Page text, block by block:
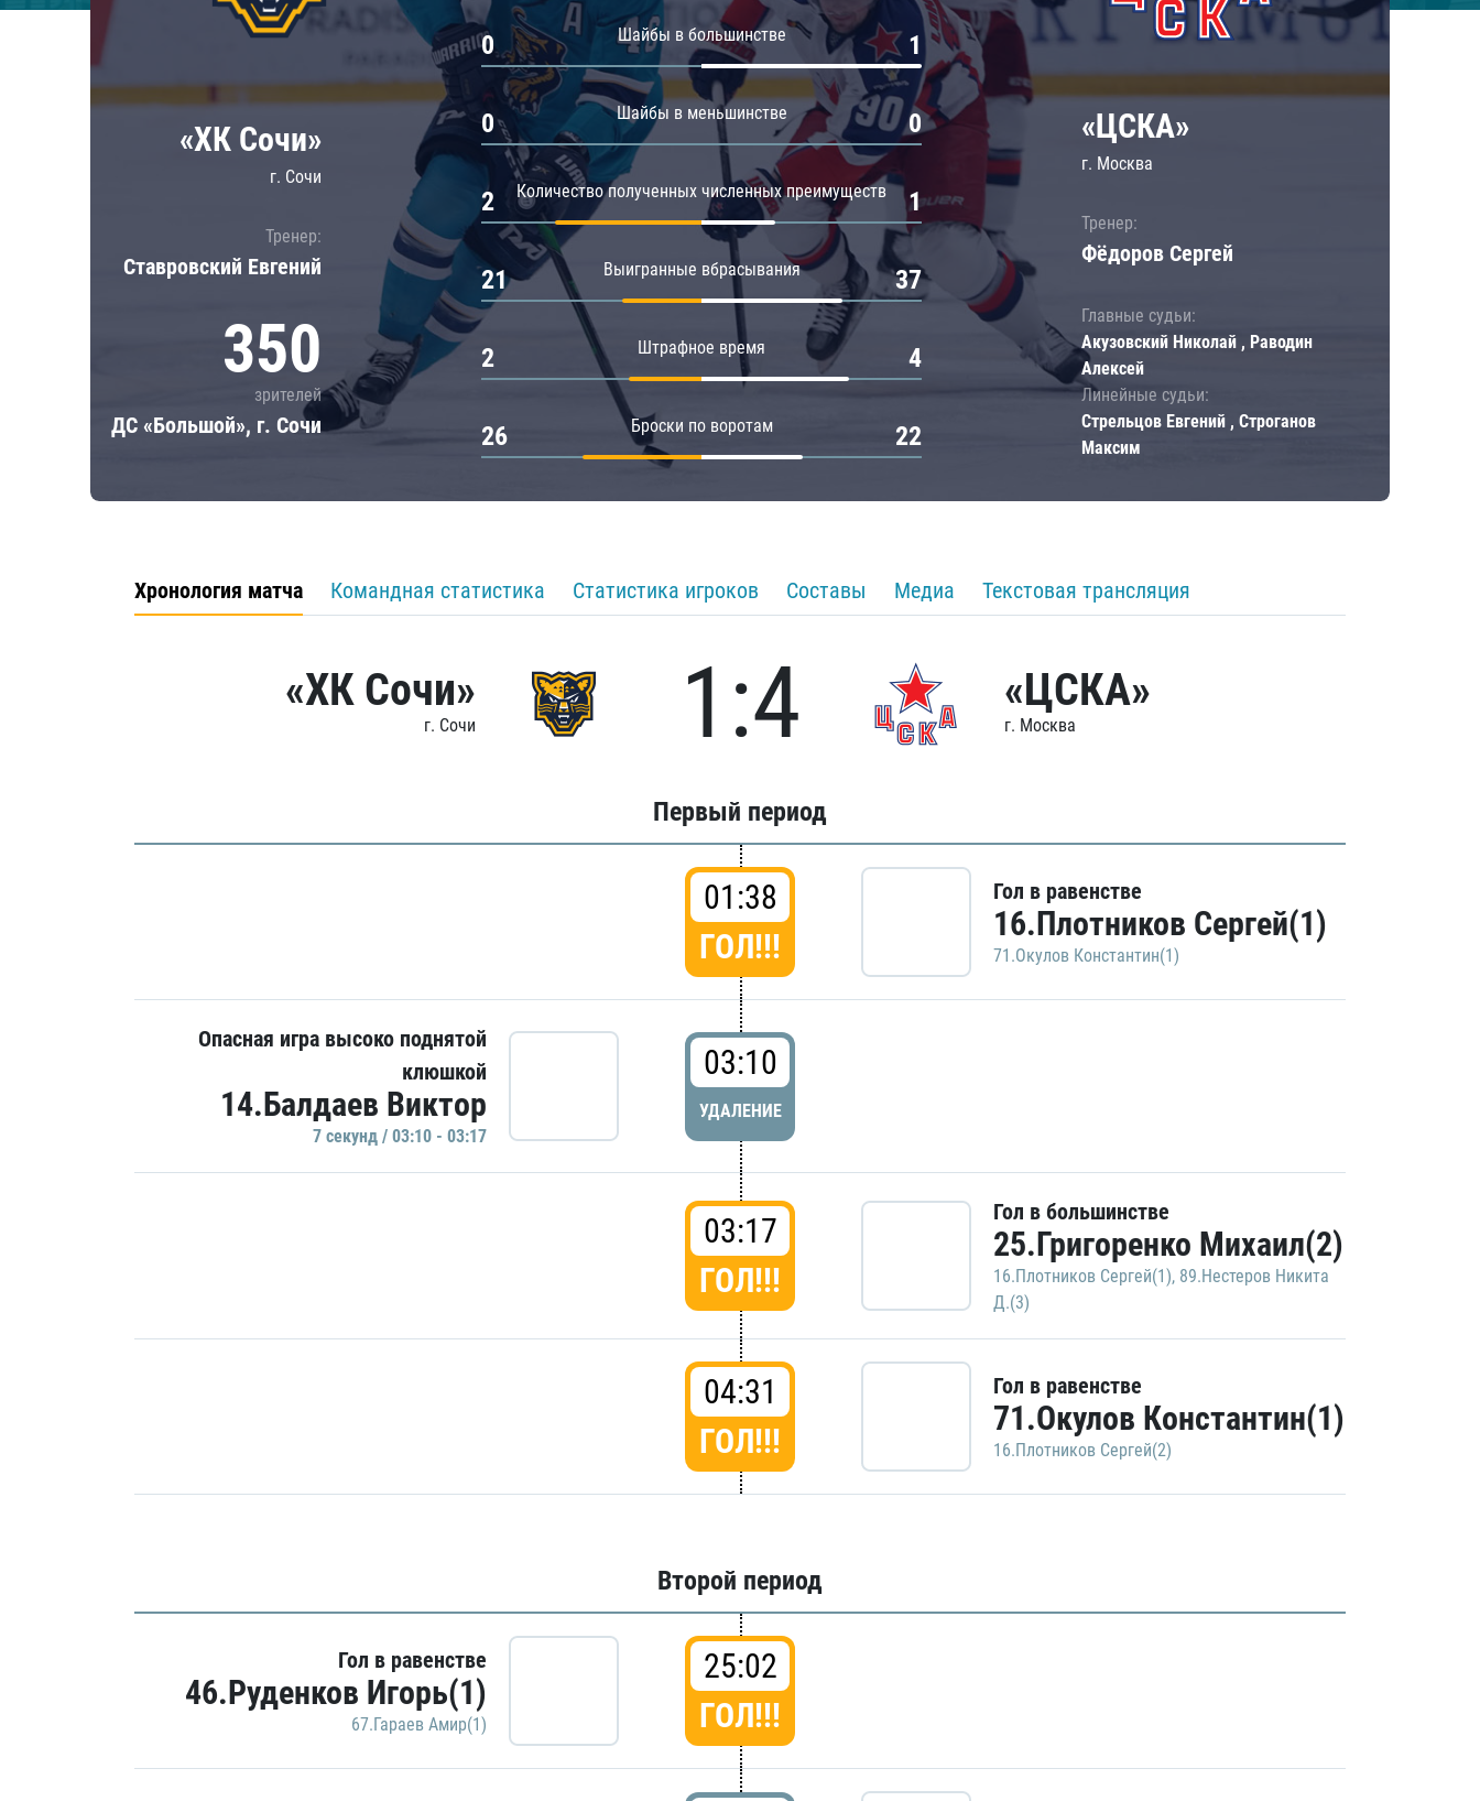
Локомотив
ЦСКА
Шанхайские Драконы
Амур
Барыс
Салават Юлаев
«ХК Сочи»
г. Сочи
Тренер:
Ставровский Евгений
350
зрителей
ДС «Большой», г. Сочи
Шайбы в большинстве
0 1
Шайбы в меньшинстве
0 0
Количество полученных численных преимуществ
2 1
Выигранные вбрасывания
21 37
Штрафное время
2 4
Броски по воротам
26 22
«ЦСКА»
г. Москва
Тренер:
Фёдоров Сергей
Главные судьи:
Акузовский Николай , Раводин
Алексей
Линейные судьи:
Стрельцов Евгений , Строганов
Максим
Хронология матча Командная статистика Статистика игроков Составы Медиа Текстовая трансляция
«ХК Сочи»
г. Сочи 1:4 «ЦСКА»
г. Москва
Первый период
01:38
ГОЛ!!!
Гол в равенстве
16.Плотников Сергей(1)
71.Окулов Константин(1)
Опасная игра высоко поднятой
клюшкой
14.Балдаев Виктор
7 секунд / 03:10 - 03:17
03:10
УДАЛЕНИЕ
03:17
ГОЛ!!!
Гол в большинстве
25.Григоренко Михаил(2)
16.Плотников Сергей(1), 89.Нестеров Никита
Д.(3)
04:31
ГОЛ!!!
Гол в равенстве
71.Окулов Константин(1)
16.Плотников Сергей(2)
Второй период
Гол в равенстве
46.Руденков Игорь(1)
67.Гараев Амир(1)
25:02
ГОЛ!!!